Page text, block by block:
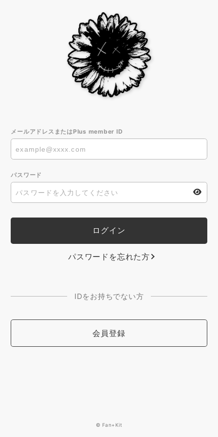
メールアドレスまたはPlus member ID
パスワード
パスワードを忘れた方
IDをお持ちでない方
会員登録
© Fan+Kit